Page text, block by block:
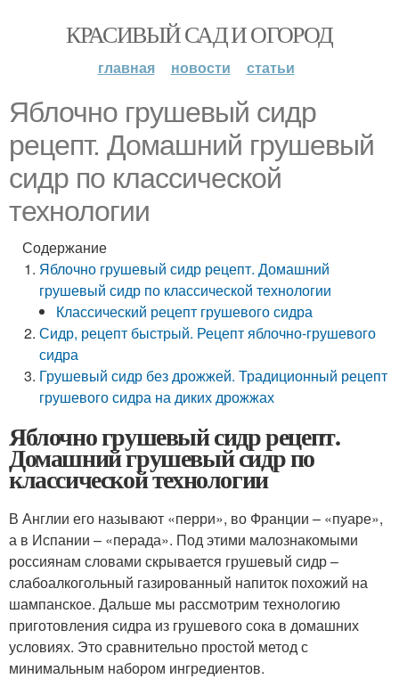
КРАСИВЫЙ САД И ОГОРОД
главная новости статьи
Яблочно грушевый сидр
рецепт. Домашний грушевый
сидр по классической
технологии
Содержание
Яблочно грушевый сидр рецепт. Домашний
грушевый сидр по классической технологии
Классический рецепт грушевого сидра
Сидр, рецепт быстрый. Рецепт яблочно-грушевого
сидра
Грушевый сидр без дрожжей. Традиционный рецепт
грушевого сидра на диких дрожжах
Яблочно грушевый сидр рецепт.
Домашний грушевый сидр по
классической технологии
В Англии его называют «перри», во Франции – «пуаре»,
а в Испании – «перада». Под этими малознакомыми
россиянам словами скрывается грушевый сидр –
слабоалкогольный газированный напиток похожий на
шампанское. Дальше мы рассмотрим технологию
приготовления сидра из грушевого сока в домашних
условиях. Это сравнительно простой метод с
минимальным набором ингредиентов.